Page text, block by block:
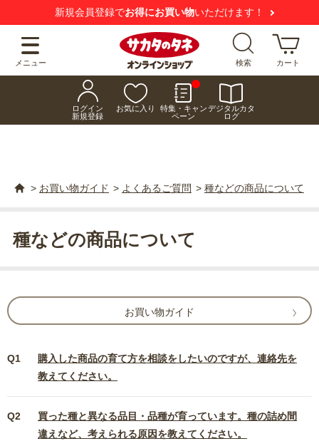
新規会員登録でお得にお買い物いただけます！
メニュー 検索 カート
ログイン
新規登録
お気に入り
特集・キャン
ペーン
デジタルカタ
ログ
> お買い物ガイド > よくあるご質問 > 種などの商品について
種などの商品について
お買い物ガイド
Q1
購入した商品の育て方を相談をしたいのですが、連絡先を
教えてください。
Q2
買った種と異なる品目・品種が育っています。種の詰め間
違えなど、考えられる原因を教えてください。